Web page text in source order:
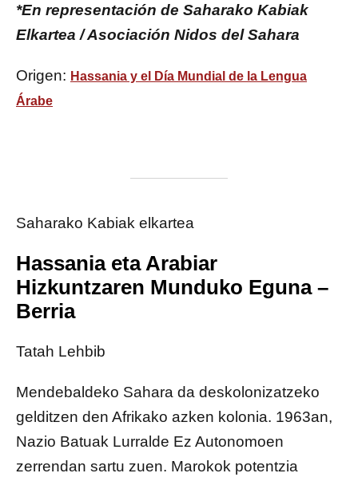
*En representación de Saharako Kabiak
Elkartea / Asociación Nidos del Sahara
Origen: Hassania y el Día Mundial de la Lengua
Árabe
Saharako Kabiak elkartea
Hassania eta Arabiar
Hizkuntzaren Munduko Eguna –
Berria
Tatah Lehbib
Mendebaldeko Sahara da deskolonizatzeko
gelditzen den Afrikako azken kolonia. 1963an,
Nazio Batuak Lurralde Ez Autonomoen
zerrendan sartu zuen. Marokok potentzia